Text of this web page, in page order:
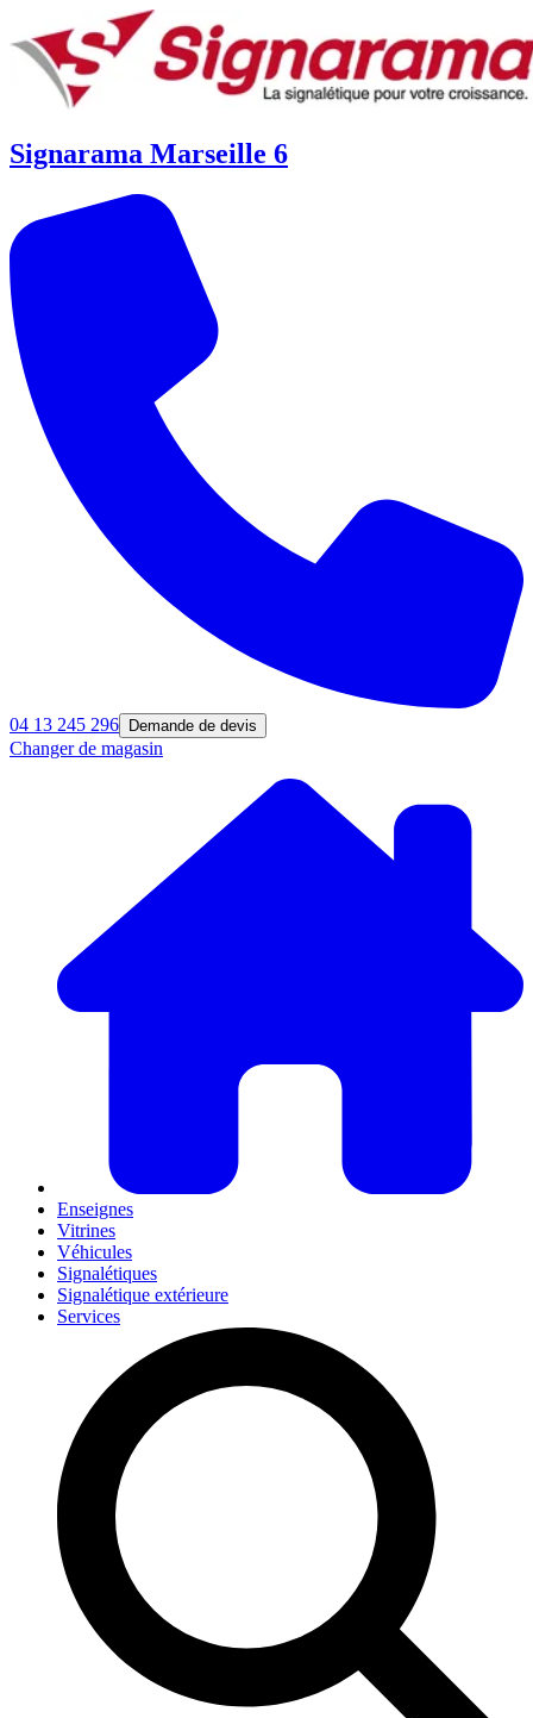
Signarama Marseille 6
04 13 245 296 Demande de devis
Changer de magasin
Enseignes
Vitrines
Véhicules
Signalétiques
Signalétique extérieure
Services